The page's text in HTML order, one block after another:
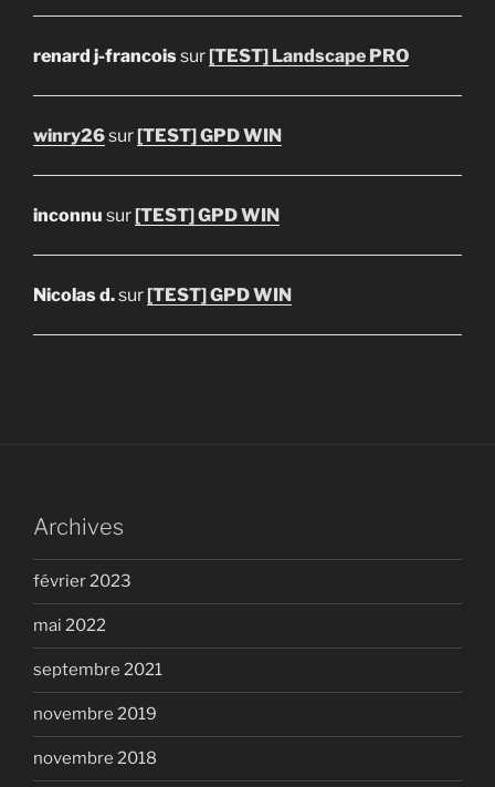
renard j-francoissur[TEST] Landscape PRO
winry26sur[TEST] GPD WIN
inconnu sur[TEST] GPD WIN
Nicolas d.sur[TEST] GPD WIN
Archives
février 2023
mai 2022
septembre 2021
novembre 2019
novembre 2018